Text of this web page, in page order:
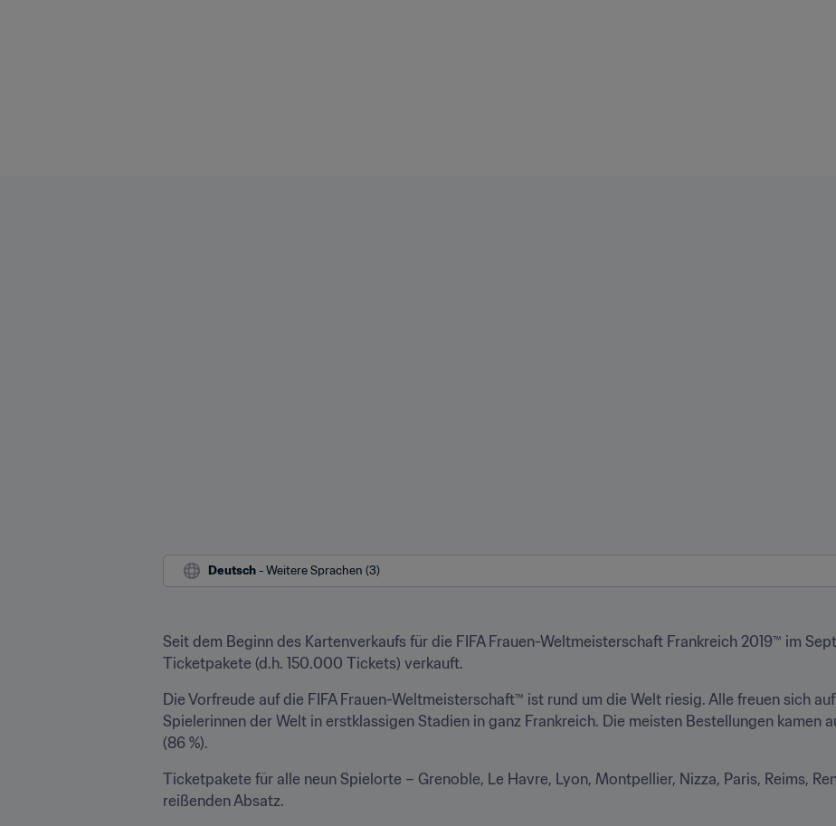
Deutsch - Weitere Sprachen (3)
Seit dem Beginn des Kartenverkaufs für die FIFA Frauen-Weltmeisterschaft Frankreich 2019™ im
Ticketpakete (d.h. 150.000 Tickets) verkauft.
Die Vorfreude auf die FIFA Frauen-Weltmeisterschaft™ ist rund um die Welt riesig. Alle freuen sich
Spielerinnen der Welt in erstklassigen Stadien in ganz Frankreich. Die meisten Bestellungen kamen
(86 %).
Ticketpakete für alle neun Spielorte – Grenoble, Le Havre, Lyon, Montpellier, Nizza, Paris, Reims,
reißenden Absatz.